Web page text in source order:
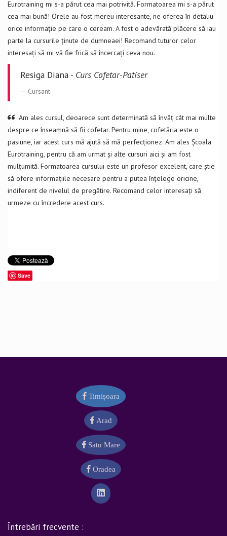
Eurotraining mi s-a părut cea mai potrivită. Formatoarea mi s-a părut
cea mai bună! Orele au fost mereu interesante, ne oferea în detaliu
orice informație pe care o ceream. A fost o adevărată plăcere să iau
parte la cursurile ținute de dumneaei! Recomand tuturor celor
interesați să mi vă fie frică să încercați ceva nou.
Resiga Diana - Curs Cofetar-Patiser
Cursant
Am ales cursul, deoarece sunt determinată să învăț cât mai multe
despre ce înseamnă să fii cofetar. Pentru mine, cofetăria este o
pasiune, iar acest curs mă ajută să mă perfecționez. Am ales Școala
Eurotraining, pentru că am urmat și alte cursuri aici și am fost
mulțumită. Formatoarea cursului este un profesor excelent, care știe
să ofere informațiile necesare pentru a putea înțelege oricine,
indiferent de nivelul de pregătire. Recomand celor interesați să
urmeze cu încredere acest curs.
Save
Timișoara
Arad
Satu Mare
Oradea
Întrebări frecvente :